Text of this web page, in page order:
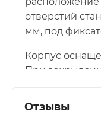
отверстий
мм, под
Корпус
При
Отзывы